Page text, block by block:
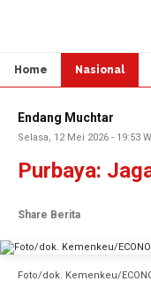
Home Nasional
Endang Muchtar
Selasa, 12 Mei 2026 - 19:53
Purbaya:
Share Berita
Foto/dok. Kemenkeu/